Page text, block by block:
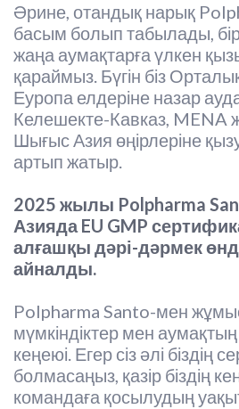
Әрине, отандық нарық
басым болып табылады,
жаңа аумақтарға үлкен
қараймыз. Бүгін біз
Еуропа елдеріне назар
Келешекте-Кавказ, MENA
Шығыс Азия өңірлеріне
артып жатыр.
2025 жылы Polpharma
Азияда EU GMP
алғашқы дәрі-дәрмек
айналды.
Polpharma Santo-мен
мүмкіндіктер мен
кеңеюі. Егер сіз әлі біздің
болмасаңыз, қазір біздің
командаға қосылудың